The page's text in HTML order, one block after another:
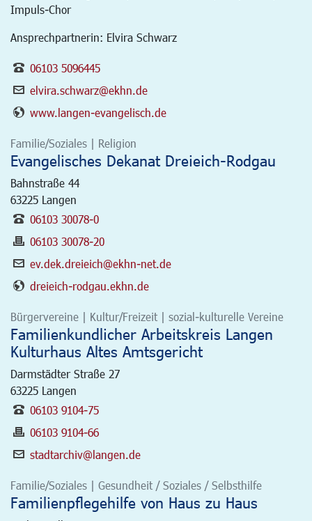
Impuls-Chor
Ansprechpartnerin: Elvira Schwarz
06103 5096445
elvira.schwarz@ekhn.de
www.langen-evangelisch.de
Familie/Soziales | Religion
Evangelisches Dekanat Dreieich-Rodgau
Bahnstraße 44
63225 Langen
06103 30078-0
06103 30078-20
ev.dek.dreieich@ekhn-net.de
dreieich-rodgau.ekhn.de
Bürgervereine | Kultur/Freizeit | sozial-kulturelle Vereine
Familienkundlicher Arbeitskreis Langen
Kulturhaus Altes Amtsgericht
Darmstädter Straße 27
63225 Langen
06103 9104-75
06103 9104-66
stadtarchiv@langen.de
Familie/Soziales | Gesundheit / Soziales / Selbsthilfe
Familienpflegehilfe von Haus zu Haus